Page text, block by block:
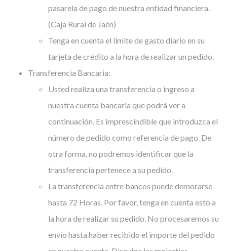
pasarela de pago de nuestra entidad financiera.
(Caja Rural de Jaén)
Tenga en cuenta el límite de gasto diario en su
tarjeta de crédito a la hora de realizar un pedido.
Transferencia Bancaria:
Usted realiza una transferencia o ingreso a
nuestra cuenta bancaria que podrá ver a
continuación. Es imprescindible que introduzca el
número de pedido como referencia de pago. De
otra forma, no podremos identificar que la
transferencia pertenece a su pedido.
La transferencia entre bancos puede demorarse
hasta 72 Horas. Por favor, tenga en cuenta esto a
la hora de realizar su pedido. No procesaremos su
envío hasta haber recibido el importe del pedido